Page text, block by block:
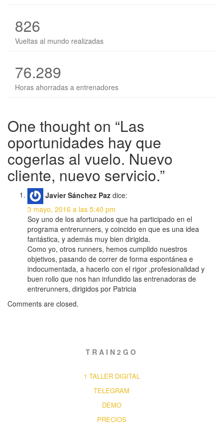
826
Vueltas al mundo realizadas
76.289
Horas ahorradas a entrenadores
One thought on “Las
oportunidades hay que
cogerlas al vuelo. Nuevo
cliente, nuevo servicio.”
Javier Sánchez Paz dice:
3 mayo, 2016 a las 5:40 pm
Soy uno de los afortunados que ha participado en el
programa entrerunners, y coincido en que es una idea
fantástica, y además muy bien dirigida.
Como yo, otros runners, hemos cumplido nuestros
objetivos, pasando de correr de forma espontánea e
indocumentada, a hacerlo con el rigor ,profesionalidad y
buen rollo que nos han infundido las entrenadoras de
entrerunners, dirigidos por Patricia
Comments are closed.
TRAIN2GO
1 TALLER DIGITAL
TELEGRAM
DEMO
PRECIOS